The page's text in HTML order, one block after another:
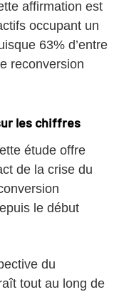
affirmation est
occupant un
63% d’entre
reconversion
les chiffres
étude offre
de la crise du
le début
du
tout au long de